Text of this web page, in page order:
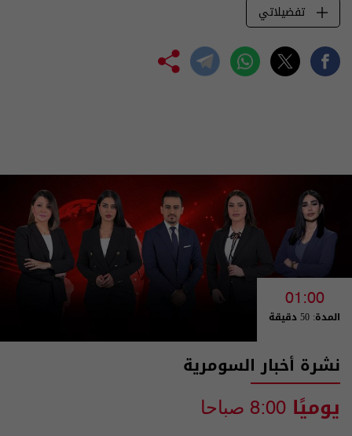
تفضيلاتي
01:00
المدة: 50 دقيقة
نشرة أخبار السومرية
يوميًا 8:00 صباحا